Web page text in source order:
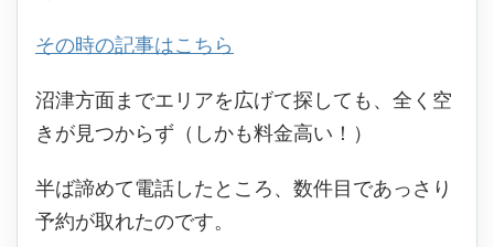
その時の記事はこちら
沼津方面までエリアを広げて探しても、全く空
きが見つからず（しかも料金高い！）
半ば諦めて電話したところ、数件目であっさり
予約が取れたのです。